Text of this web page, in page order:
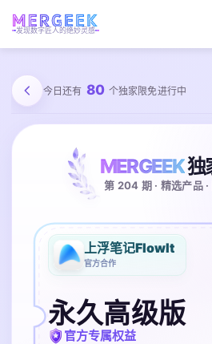
发现数字匠人的绝妙灵感
今日还有 80 个独家限免进行中
MERGEEK独
第 204 期 · 精选产品
上浮笔记FlowIt
官方合作
永久高级版
官方专属权益